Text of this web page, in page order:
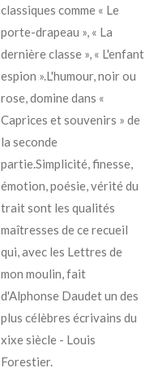
classiques comme « Le
porte-drapeau », « La
dernière classe », « L'enfant
espion ».L'humour, noir ou
rose, domine dans «
Caprices et souvenirs » de
la seconde
partie.Simplicité, finesse,
émotion, poésie, vérité du
trait sont les qualités
maîtresses de ce recueil
qui, avec les Lettres de
mon moulin, fait
d'Alphonse Daudet un des
plus célèbres écrivains du
xixe siècle - Louis
Forestier.